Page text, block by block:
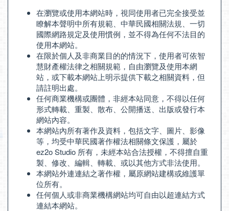
在瀏覽或使用本網站時，視同使用者已完全接受並
瞭解本聲明中所有規範、中華民國相關法規、一切
國際網路規定及使用慣例，並不得為任何不法目的
使用本網站。
在限於個人及非商業目的的情況下，使用者可依智
慧財產權法律之相關規範，自由瀏覽及使用本網
站，或下載本網站上明示提供下載之相關資料，但
請註明出處。
任何商業機構或團體，非經本站同意，不得以任何
形式轉載、重製、散布、公開播送、出版或發行本
網站內容。
本網站內所有著作及資料，包括文字、圖片、影像
等，均受中華民國著作權法相關條文保護，屬於
ez2o Studio 所有，未經本站合法授權，不得擅自重
製、修改、編輯、轉載、或以其他方式非法使用。
本網站外連連結之著作權，屬原網站建構或維護單
位所有。
任何個人或非商業機構網站均可自由以超連結方式
連結本網站。